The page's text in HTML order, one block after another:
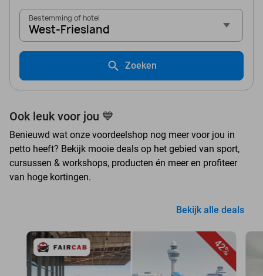
Bestemming of hotel
West-Friesland
Zoeken
Ook leuk voor jou 💙
Benieuwd wat onze voordeelshop nog meer voor jou in
petto heeft? Bekijk mooie deals op het gebied van sport,
cursussen & workshops, producten én meer en profiteer
van hoge kortingen.
Bekijk alle deals
42%